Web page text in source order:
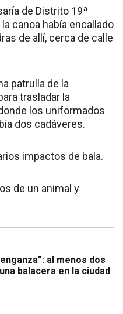
de Distrito 19ª
canoa había encallado
de allí, cerca de calle
patrulla de la
trasladar la
los uniformados
dos cadáveres.
impactos de bala.
de un animal y
al menos dos
balacera en la ciudad